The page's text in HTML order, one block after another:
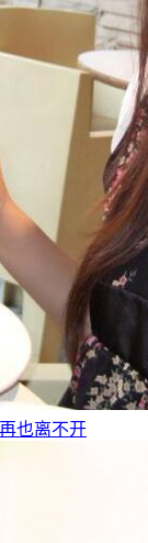
也离不开